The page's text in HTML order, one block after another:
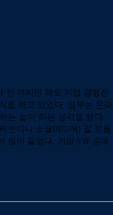
까지만 해도 기업 경영진
을 하고 있었다. 일부는 온라
는 놀이’라는 생각을 했다.
인이나 소셜미디어) 잘 모릅
많이 들었다. 기업 VIP 중에
는…